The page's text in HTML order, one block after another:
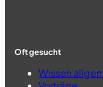
Oft gesucht
Wissen